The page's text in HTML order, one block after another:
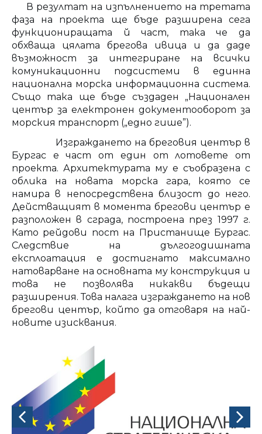
В резултат на изпълнението на третата
фаза на проекта ще бъде разширена сега
функциониращата й част, така че да
обхваща цялата брегова ивица и да даде
възможност за интегриране на всички
комуникационни подсистеми в единна
национална морска информационна система.
Също така ще бъде създаден „Национален
център за електронен документооборот за
морския транспорт („едно гише”).
Изграждането на бреговия център в
Бургас е част от един от лотовете от
проекта. Архитектурата му е съобразена с
облика на новата морска гара, която се
намира в непосредствена близост до него.
Действащият в момента брегови център е
разположен в сграда, построена през 1997 г.
Като рейдови пост на Пристанище Бургас.
Следствие на дългогодишната
експлоатация е достигнато максимално
натоварване на основната му конструкция и
това не позволява никакви бъдещи
разширения. Това налага изграждането на нов
брегови център, който да отговаря на най-
новите изисквания.